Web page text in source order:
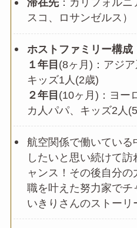
滞在先：カリフォルニ
スコ、ロサンゼルス）
ホストファミリー構成
１年目 (8ヶ月)：アジア
キッズ1人(2歳)
２年目 (10ヶ月)：ヨー
カ人パパ、キッズ2人
航空関係で働いている
したいと思い続けて
ャンス！その後自分
職を叶えた努力家でチ
いきりさんのストーリ